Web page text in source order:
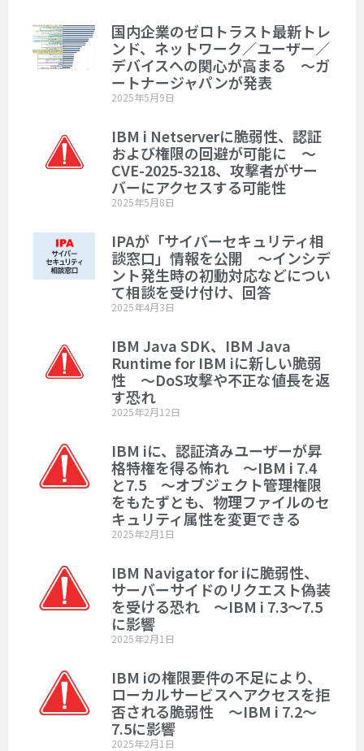
国内企業のゼロトラスト最新トレ
ンド、ネットワーク／ユーザー／
デバイスへの関心が高まる ～ガ
ートナージャパンが発表
2025年5月9日
IBM i Netserverに脆弱性、認証
および権限の回避が可能に ～
CVE-2025-3218、攻撃者がサー
バーにアクセスする可能性
2025年5月8日
IPAが「サイバーセキュリティ相
談窓口」情報を公開 ～インシデ
ント発生時の初動対応などについ
て相談を受け付け、回答
2025年4月3日
IBM Java SDK、IBM Java
Runtime for IBM iに新しい脆弱
性 ～DoS攻撃や不正な値長を返
す恐れ
2025年2月12日
IBM iに、認証済みユーザーが昇
格特権を得る怖れ ～IBM i 7.4
と7.5 ～オブジェクト管理権限
をもたずとも、物理ファイルのセ
キュリティ属性を変更できる
2025年2月1日
IBM Navigator for iに脆弱性、
サーバーサイドのリクエスト偽装
を受ける恐れ ～IBM i 7.3～7.5
に影響
2025年2月1日
IBM iの権限要件の不足により、
ローカルサービスへアクセスを拒
否される脆弱性 ～IBM i 7.2～
7.5に影響
2025年2月1日